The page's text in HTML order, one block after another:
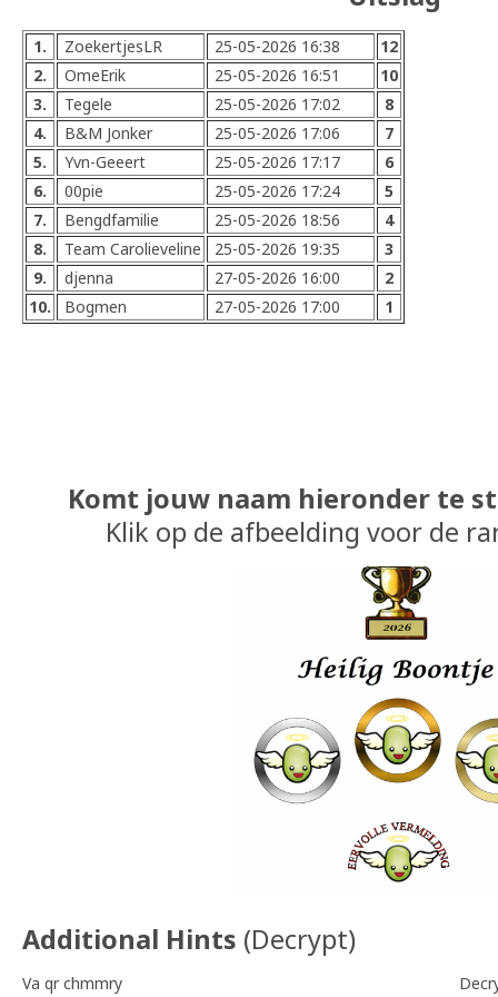
1. ZoekertjesLR 25-05-2026 16:38
12
2.
OmeErik 25-05-2026 16:51
10
3.
Tegele 25-05-2026 17:02
8
4.
B&M Jonker 25-05-2026 17:06
7
5.
Yvn-Geeert 25-05-2026 17:17
6
6.
00pie 25-05-2026 17:24
5
7.
Bengdfamilie 25-05-2026 18:56
4
8.
Team Carolieveline 25-05-2026 19:35
3
9.
djenna 27-05-2026 16:00
2
10.
Bogmen 27-05-2026 17:00 1
Komt jouw naam hieronder te
Klik op de afbeelding voor de
Additional Hints (Decrypt)
Va qr chmmry